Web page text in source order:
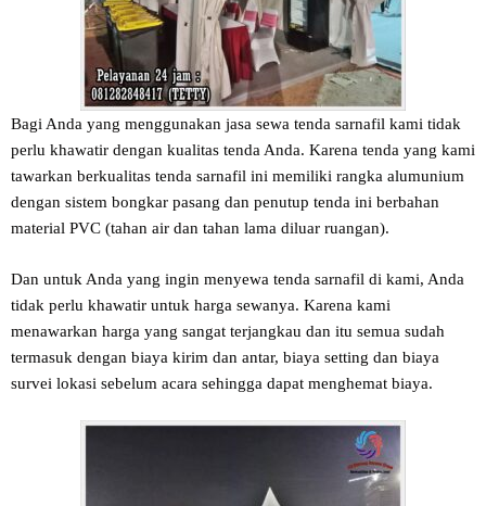
Bagi Anda yang menggunakan jasa sewa tenda sarnafil kami tidak
perlu khawatir dengan kualitas tenda Anda. Karena tenda yang kami
tawarkan berkualitas tenda sarnafil ini memiliki rangka alumunium
dengan sistem bongkar pasang dan penutup tenda ini berbahan
material PVC (tahan air dan tahan lama diluar ruangan).
Dan untuk Anda yang ingin menyewa tenda sarnafil di kami, Anda
tidak perlu khawatir untuk harga sewanya. Karena kami
menawarkan harga yang sangat terjangkau dan itu semua sudah
termasuk dengan biaya kirim dan antar, biaya setting dan biaya
survei lokasi sebelum acara sehingga dapat menghemat biaya.